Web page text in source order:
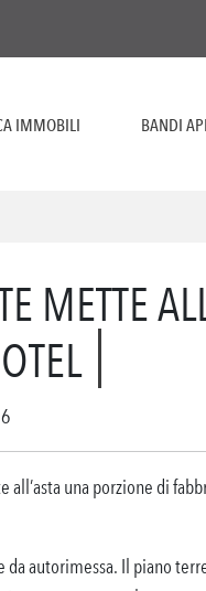
IMMOBILI BANDI
METTE
una porzione di
autorimessa. Il piano